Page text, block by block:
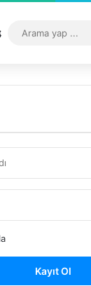
Sitemap
Kayıt Ol